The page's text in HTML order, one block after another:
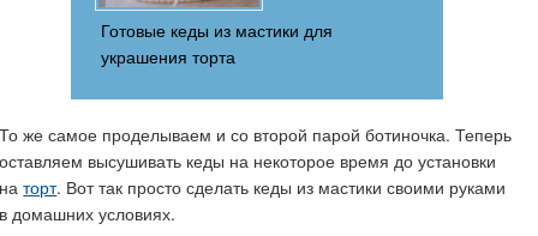
Готовые кеды из мастики для
украшения торта
То же самое проделываем и со второй парой ботиночка. Теперь
оставляем высушивать кеды на некоторое время до установки
наторт. Вот так просто сделать кеды из мастики своими руками
в домашних условиях.